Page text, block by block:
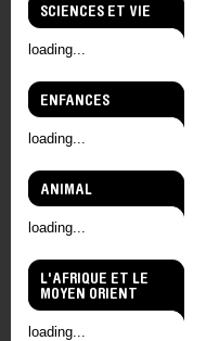
SCIENCES ET VIE
loading...
ENFANCES
loading...
ANIMAL
loading...
L'AFRIQUE ET LE
MOYEN ORIENT
loading...